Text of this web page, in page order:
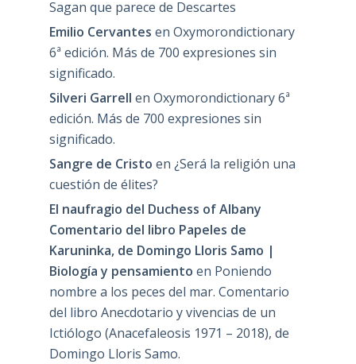
Sagan que parece de Descartes
Emilio Cervantes en Oxymorondictionary
6ª edición. Más de 700 expresiones sin
significado.
Silveri Garrell en Oxymorondictionary 6ª
edición. Más de 700 expresiones sin
significado.
Sangre de Cristo en ¿Será la religión una
cuestión de élites?
El naufragio del Duchess of Albany
Comentario del libro Papeles de
Karuninka, de Domingo Lloris Samo |
Biología y pensamiento en Poniendo
nombre a los peces del mar. Comentario
del libro Anecdotario y vivencias de un
Ictiólogo (Anacefaleosis 1971 – 2018), de
Domingo Lloris Samo.